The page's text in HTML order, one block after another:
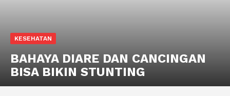
KESEHATAN
BAHAYA DIARE DAN CANCINGAN
BISA BIKIN STUNTING